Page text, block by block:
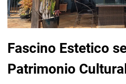
Fascino Estetico
Patrimonio